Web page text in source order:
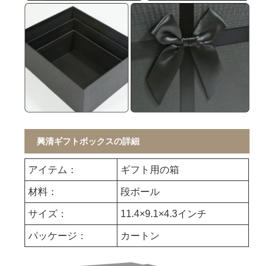
興清ギフトボックスの詳細
アイテム： ギフト用の箱
材料： 段ボール
サイズ： 11.4×9.1×4.3インチ
パッケージ： カートン